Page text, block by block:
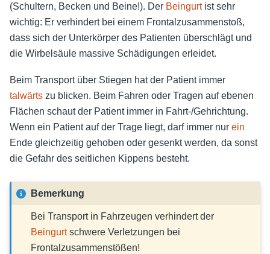
(Schultern, Becken und Beine!). Der Beingurtist sehr
wichtig: Er verhindert bei einem Frontalzusammenstoß,
dass sich der Unterkörper des Patienten überschlägt und
die Wirbelsäule massive Schädigungen erleidet.
Beim Transport über Stiegen hat der Patient immer
talwärts zu blicken. Beim Fahren oder Tragen auf ebenen
Flächen schaut der Patient immer in Fahrt-/Gehrichtung.
Wenn ein Patient auf der Trage liegt, darf immer nur ein
Ende gleichzeitig gehoben oder gesenkt werden, da sonst
die Gefahr des seitlichen Kippens besteht.
Bemerkung
Bei Transport in Fahrzeugen verhindert der
Beingurtschwere Verletzungen bei
Frontalzusammenstößen!